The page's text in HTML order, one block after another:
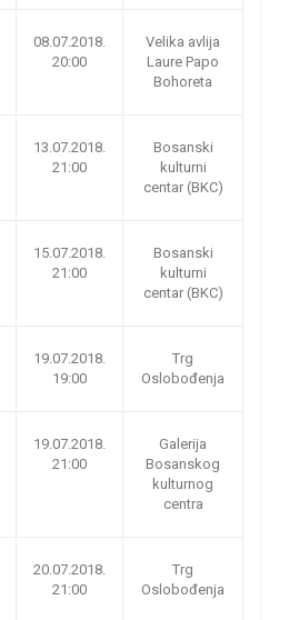
08.07.2018.
20:00
Velika avlija
Laure Papo
Bohoreta
13.07.2018.
21:00
Bosanski
kulturni
centar (BKC)
15.07.2018.
21:00
Bosanski
kulturni
centar (BKC)
19.07.2018.
19:00
Trg
Oslobođenja
19.07.2018.
21:00
Galerija
Bosanskog
kulturnog
centra
20.07.2018.
21:00
Trg
Oslobođenja